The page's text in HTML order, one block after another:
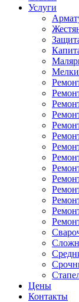
Услуги
Цены
Контакты